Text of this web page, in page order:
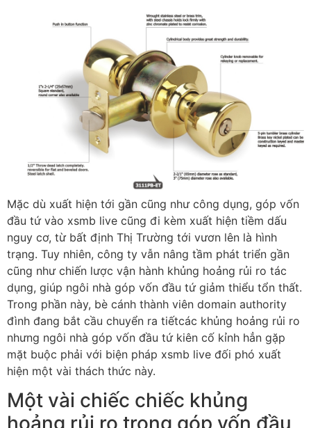
Mặc dù xuất hiện tới gần cũng như công dụng, góp vốn
đầu tứ vào xsmb live cũng đi kèm xuất hiện tiềm dấu
nguy cơ, từ bất định Thị Trường tới vươn lên là hình
trạng. Tuy nhiên, công ty vẫn nâng tầm phát triển gần
cũng như chiến lược vận hành khủng hoảng rủi ro tác
dụng, giúp ngôi nhà góp vốn đầu tứ giảm thiểu tổn thất.
Trong phần này, bè cánh thành viên domain authority
đình đang bắt cầu chuyển ra tiếtcác khủng hoảng rủi ro
nhưng ngôi nhà góp vốn đầu tứ kiên cố kỉnh hẳn gặp
mặt buộc phải với biện pháp xsmb live đối phó xuất
hiện một vài thách thức này.
Một vài chiếc chiếc khủng
hoảng rủi ro trong góp vốn đầu